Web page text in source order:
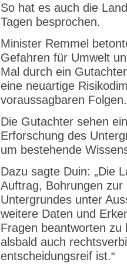
So hat es auch die
Tagen besprochen.
Minister Remmel
Gefahren für Umwelt
Mal durch ein
eine neuartige
voraussagbaren
Die Gutachter sehen
Erforschung des
um bestehende
Dazu sagte Duin: „Die
Auftrag, Bohrungen
Untergrundes unter
weitere Daten und
Fragen beantworten
alsbald auch
entscheidungsreif ist.“